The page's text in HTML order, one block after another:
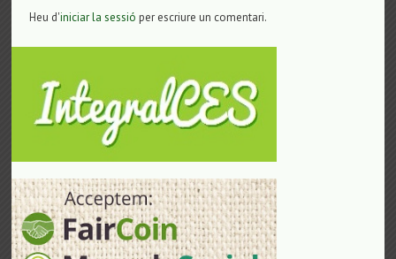
Heu d'iniciar la sessió per escriure un comentari.